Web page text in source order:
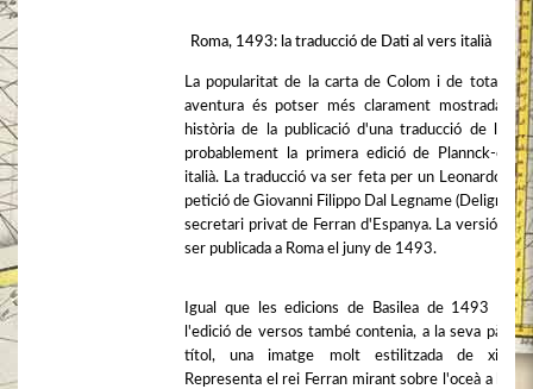
Roma, 1493: la traducció de Dati al vers italià
La popularitat de la carta de Colom i de tota la
aventura és potser més clarament mostrada
història de la publicació d'una traducció de la
probablement la primera edició de Plannck-en
italià. La traducció va ser feta per un Leonardo
petició de Giovanni Filippo Dal Legname
secretari privat de Ferran d'Espanya. La versió
ser publicada a Roma el juny de 1493.
Igual que les edicions de Basilea de 1493 i
l'edició de versos també contenia, a la seva pàgina
títol, una imatge molt estilitzada de
Representa el rei Ferran mirant sobre l'oceà a la